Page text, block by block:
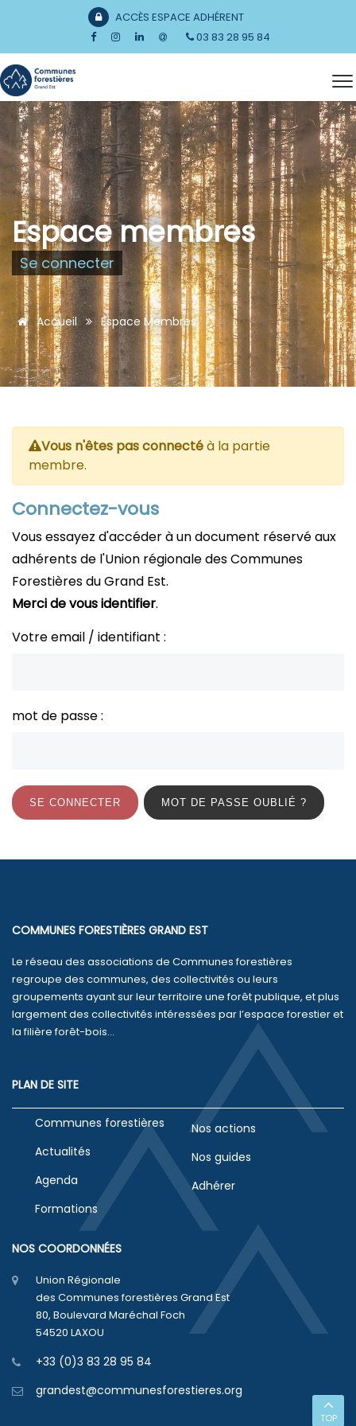
ACCÈS ESPACE ADHÉRENT
03 83 28 95 84
Espace membres
Se connecter
Accueil Espace Membres
Vous n'êtes pas connectéà la partie
membre.
Connectez-vous
Vous essayez d'accéder à un document réservé aux
adhérents de l'Union régionale des Communes
Forestières du Grand Est.
Merci de vous identifier.
Votre email / identifiant :
mot de passe :
SE CONNECTER MOT DE PASSE OUBLIÉ ?
COMMUNES FORESTIÈRES GRAND EST
Le réseau des associations de Communes forestières
regroupe des communes, des collectivités ou leurs
groupements ayant sur leur territoire une forêt publique, et plus
largement des collectivités intéressées par l’espace forestier et
la filière forêt-bois...
PLAN DE SITE
Communes forestières
Actualités
Agenda
Formations
Nos actions
Nos guides
Adhérer
NOS COORDONNÉES
Union Régionale
des Communes forestières Grand Est
80, Boulevard Maréchal Foch
54520 LAXOU
+33 (0)3 83 28 95 84
grandest@communesforestieres.org
TOP